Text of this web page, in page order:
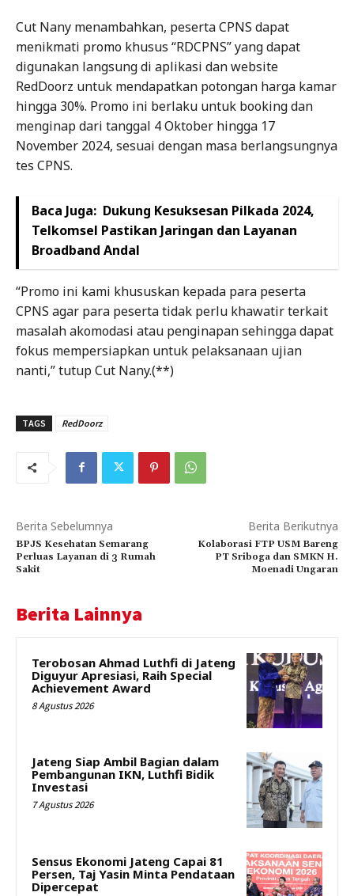
Cut Nany menambahkan, peserta CPNS dapat
menikmati promo khusus “RDCPNS” yang dapat
digunakan langsung di aplikasi dan website
RedDoorz untuk mendapatkan potongan harga kamar
hingga 30%. Promo ini berlaku untuk booking dan
menginap dari tanggal 4 Oktober hingga 17
November 2024, sesuai dengan masa berlangsungnya
tes CPNS.
Baca Juga: Dukung Kesuksesan Pilkada 2024,
Telkomsel Pastikan Jaringan dan Layanan
Broadband Andal
“Promo ini kami khususkan kepada para peserta
CPNS agar para peserta tidak perlu khawatir terkait
masalah akomodasi atau penginapan sehingga dapat
fokus mempersiapkan untuk pelaksanaan ujian
nanti,” tutup Cut Nany.(**)
TAGS RedDoorz
Berita Sebelumnya
BPJS Kesehatan Semarang
Perluas Layanan di 3 Rumah
Sakit
Berita Berikutnya
Kolaborasi FTP USM Bareng
PT Sriboga dan SMKN H.
Moenadi Ungaran
Berita Lainnya
Terobosan Ahmad Luthfi di Jateng
Diguyur Apresiasi, Raih Special
Achievement Award
8 Agustus 2026
Jateng Siap Ambil Bagian dalam
Pembangunan IKN, Luthfi Bidik
Investasi
7 Agustus 2026
Sensus Ekonomi Jateng Capai 81
Persen, Taj Yasin Minta Pendataan
Dipercepat